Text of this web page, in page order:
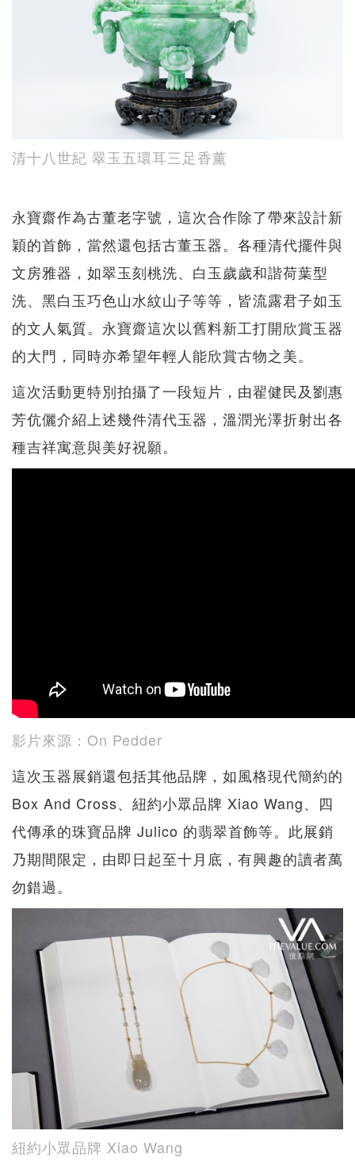
清十八世紀 翠玉五環耳三足香薰
永寶齋作為古董老字號，這次合作除了帶來設計新
穎的首飾，當然還包括古董玉器。各種清代擺件與
文房雅器，如翠玉刻桃洗、白玉歲歲和諧荷葉型
洗、黑白玉巧色山水紋山子等等，皆流露君子如玉
的文人氣質。永寶齋這次以舊料新工打開欣賞玉器
的大門，同時亦希望年輕人能欣賞古物之美。
這次活動更特別拍攝了一段短片，由翟健民及劉惠
芳伉儷介紹上述幾件清代玉器，溫潤光澤折射出各
種吉祥寓意與美好祝願。
影片來源：On Pedder
這次玉器展銷還包括其他品牌，如風格現代簡約的
Box And Cross、紐約小眾品牌 Xiao Wang、四
代傳承的珠寶品牌 Julico 的翡翠首飾等。此展銷
乃期間限定，由即日起至十月底，有興趣的讀者萬
勿錯過。
紐約小眾品牌 Xiao Wang